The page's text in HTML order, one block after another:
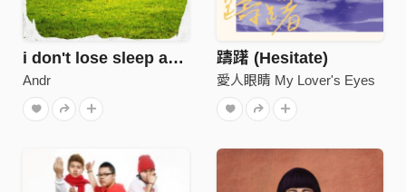
i don't lose sleep anymore
Andr
躊躇 (Hesitate)
愛人眼睛 My Lover's Eyes